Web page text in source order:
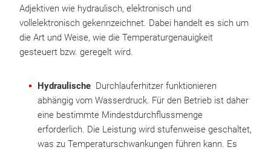
Adjektiven wie hydraulisch, elektronisch und
vollelektronisch gekennzeichnet. Dabei handelt es sich um
die Art und Weise, wie die Temperaturgenauigkeit
gesteuert bzw. geregelt wird.
Hydraulische Durchlauferhitzer funktionieren
abhängig vom Wasserdruck. Für den Betrieb ist daher
eine bestimmte Mindestdurchflussmenge
erforderlich. Die Leistung wird stufenweise geschaltet,
was zu Temperaturschwankungen führen kann. Es